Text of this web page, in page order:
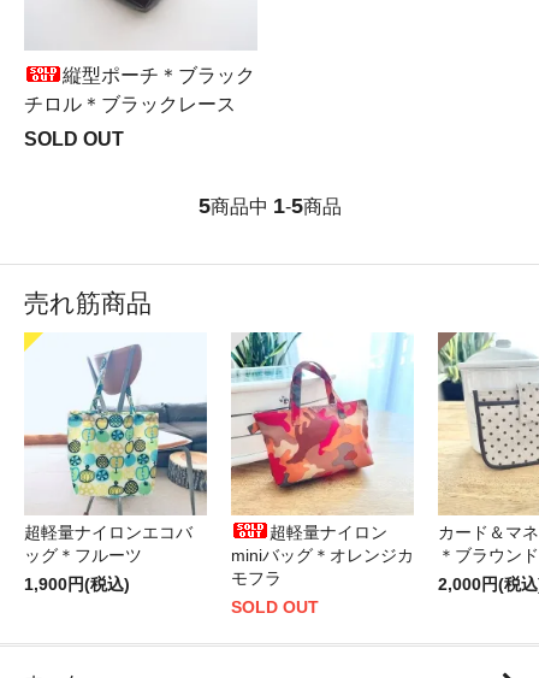
縦型ポーチ＊ブラック
チロル＊ブラックレース
SOLD OUT
5商品中 1-5商品
売れ筋商品
超軽量ナイロンエコバ
ッグ＊フルーツ
1,900円(税込)
超軽量ナイロン
miniバッグ＊オレンジカ
モフラ
SOLD OUT
カード＆マ
＊ブラウン
2,000円(税